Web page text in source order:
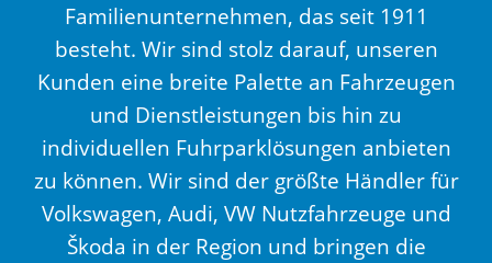
Familienunternehmen, das seit 1911
besteht. Wir sind stolz darauf, unseren
Kunden eine breite Palette an Fahrzeugen
und Dienstleistungen bis hin zu
individuellen Fuhrparklösungen anbieten
zu können. Wir sind der größte Händler für
Volkswagen, Audi, VW Nutzfahrzeuge und
Škoda in der Region und bringen die